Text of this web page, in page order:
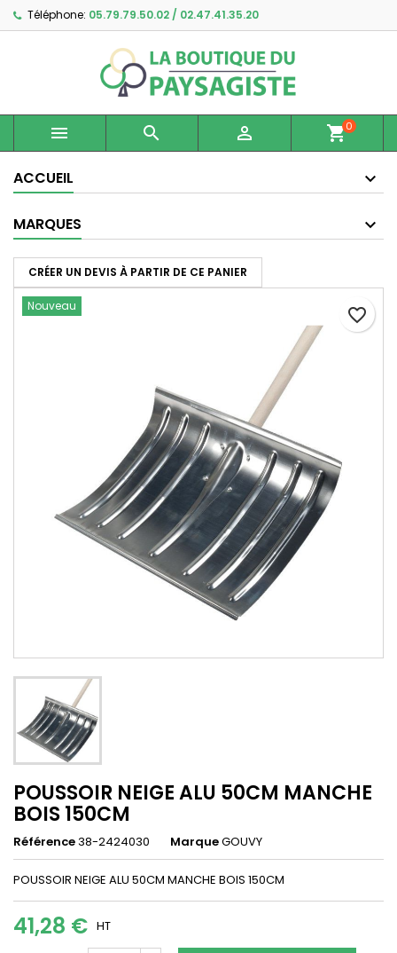
Téléphone: 05.79.79.50.02 / 02.47.41.35.20
   shopping_cart0
ACCUEIL
MARQUES
CRÉER UN DEVIS À PARTIR DE CE PANIER
favorite_border
Nouveau
POUSSOIR NEIGE ALU 50CM MANCHE
BOIS 150CM
Référence38-2424030 MarqueGOUVY
POUSSOIR NEIGE ALU 50CM MANCHE BOIS 150CM
41,28 € HT
Ajouter à ma liste d'envies ×
Créer une nouvelle liste
Créer une liste d'envies ×
Nom de la liste d'envies
Connexion ×
Vous devez être connecté pour ajouter des produits
à votre liste d'envies.
Annuler Connexion